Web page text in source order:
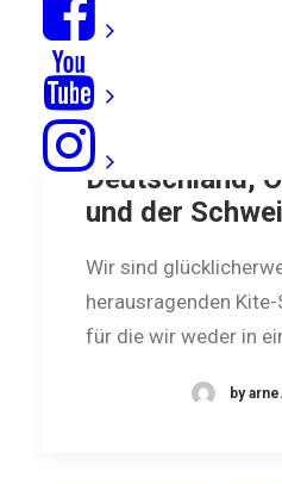
Spotguides
Deutschland,
und der
Wir sind
herausragenden
für die wir weder in
by